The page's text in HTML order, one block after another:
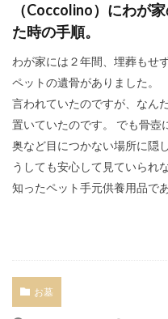
（Coccolino）にわが
た時の手順。
わが家には２年間、埋葬もせ
ペットの遺骨がありました。
言われていたのですが、なん
置いていたのです。 でも骨壺
奥など目につかない場所に隠
うしても安心して見ていられ
知ったペット手元供養用品で
お墓